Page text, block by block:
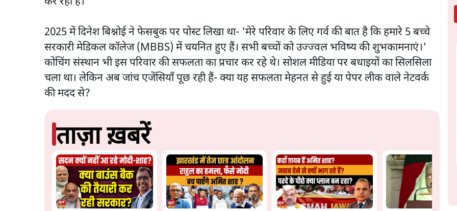
2025 में दिनेश बिश्नोई ने फेसबुक पर पोस्ट लिखा था- 'मेरे परिवार के लिए गर्व की बात है कि हमारे 5 बच्चे
सरकारी मेडिकल कॉलेज (MBBS) में चयनित हुए हैं। सभी बच्चों को उज्ज्वल भविष्य की शुभकामनाएं।'
कोचिंग संस्थान भी इस परिवार की सफलता का प्रचार कर रहे थे। सोशल मीडिया पर बधाइयों का सिलसिला
चला था। लेकिन अब जांच एजेंसियाँ पूछ रही हैं- क्या यह सफलता मेहनत से हुई या पेपर लीक वाले नेटवर्क
की मदद से?
ताज़ा ख़बरें